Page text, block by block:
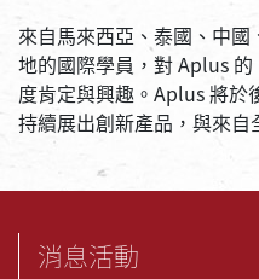
來自馬來西亞、泰國、中
地的國際學員，對 Aplus
度肯定與興趣。Aplus 將於
持續展出創新產品，與來自
消息活動